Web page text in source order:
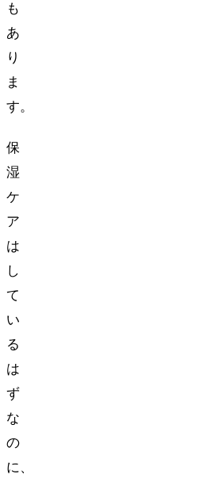
も
あ
り
ま
す。
保
湿
ケ
ア
は
し
て
い
る
は
ず
な
の
に、